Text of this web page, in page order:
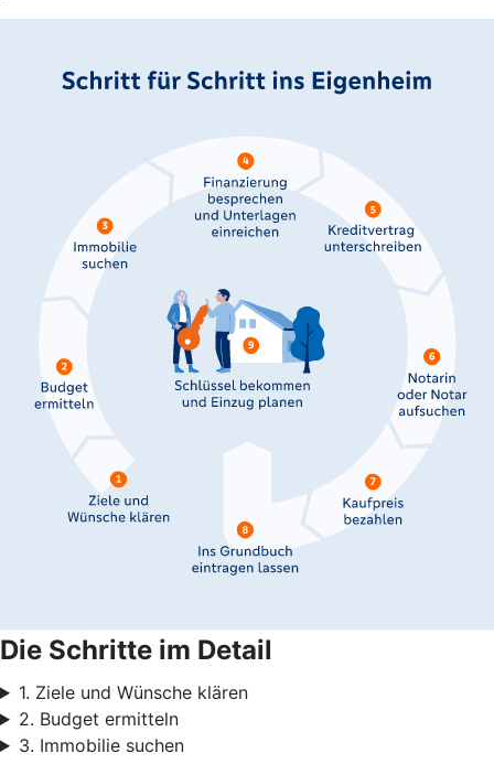
Die Schritte im Detail
1. Ziele und Wünsche klären
2. Budget ermitteln
3. Immobilie suchen